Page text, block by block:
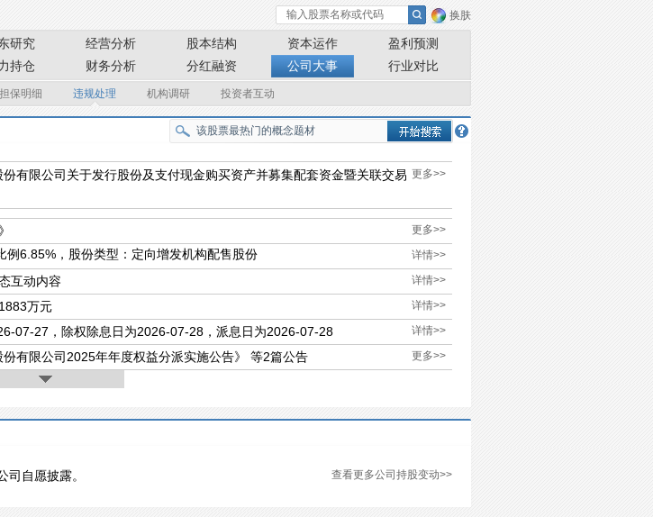
换肤
研究 经营分析 股本结构 资本运作
盈利预测
持仓 财务分析 分红融资 公司大事 行业对比
担保明细 违规处理 机构调研 投资者互动
更多>>
份有限公司关于发行股份及支付现金购买资产并募集配套资金暨关联交易
更多>>
详情>>
6.85%，股份类型：定向增发机构配售股份
详情>>
互动内容
详情>>
万元
详情>>
07-27，除权除息日为2026-07-28，派息日为2026-07-28
更多>>
份有限公司2025年年度权益分派实施公告》 等2篇公告
查看更多公司持股变动>>
自愿披露。